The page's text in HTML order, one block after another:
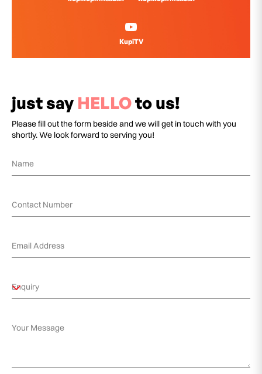
KupiTV
just say HELLOto us!
Please fill out the form beside and we will get in touch with you
shortly. We look forward to serving you!